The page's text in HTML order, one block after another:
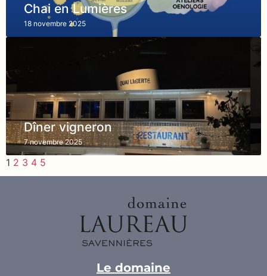
Chai en Lumières
18 novembre 2025
Dîner vigneron
7 novembre 2025
1 2 3 4 5
Le domaine